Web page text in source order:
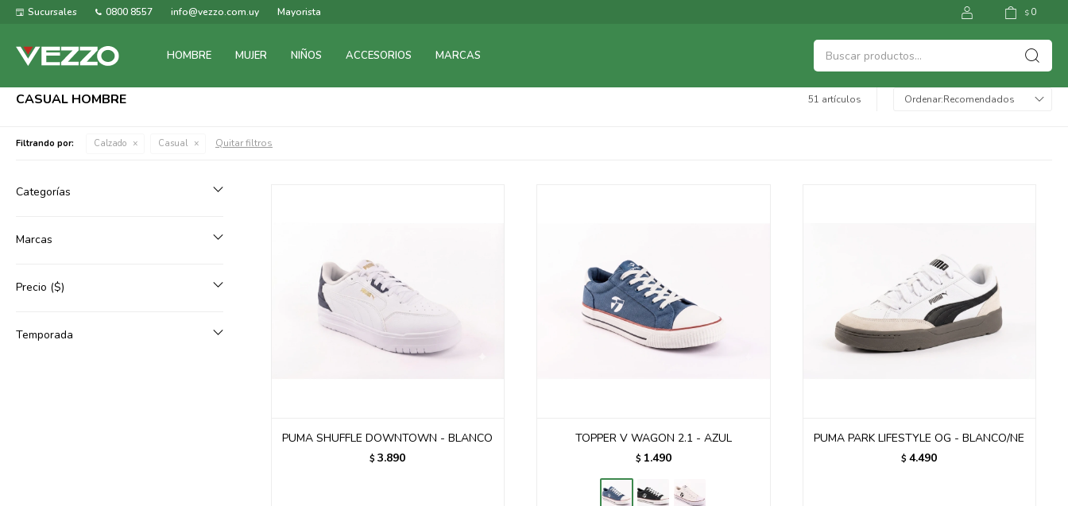
HOMBRE MUJER NIÑOS ACCESORIOS MARCAS
$ 0
Sucursales 0800 8557 info@vezzo.com.uy Mayorista
CASUAL HOMBRE 51 artículos Recomendados
Filtrando por: Calzado Casual Quitar filtros
PUMA SHUFFLE DOWNTOWN - BLANCO
$ 3.890
TOPPER V WAGON 2.1 - AZUL
$ 1.490
PUMA PARK LIFESTYLE OG - BLANCO/NE
$ 4.490
Categorías
Marcas
Precio ($)
Temporada